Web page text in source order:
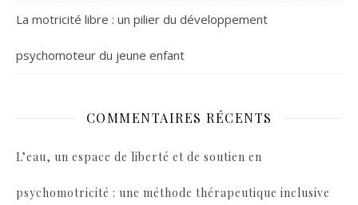
La motricité libre : un pilier du développement
psychomoteur du jeune enfant
COMMENTAIRES RÉCENTS
L’eau, un espace de liberté et de soutien en
psychomotricité : une méthode thérapeutique inclusive